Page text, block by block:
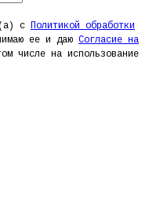
с
Политикой обработки
ее и даю Согласие на
числе на использование